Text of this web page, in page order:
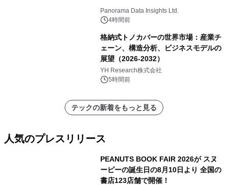
Panorama Data Insights Ltd.
4時間前
格納式トノカバーの世界市場：産業チ
ェーン、構造分析、ビジネスモデルの
展望（2026-2032）
YH Research株式会社
5時間前
テックの新着をもっと見る
人気のプレスリリース
PEANUTS BOOK FAIR 2026が スヌ
ーピーの誕生日の8月10日より 全国の
書店123店舗で開催！